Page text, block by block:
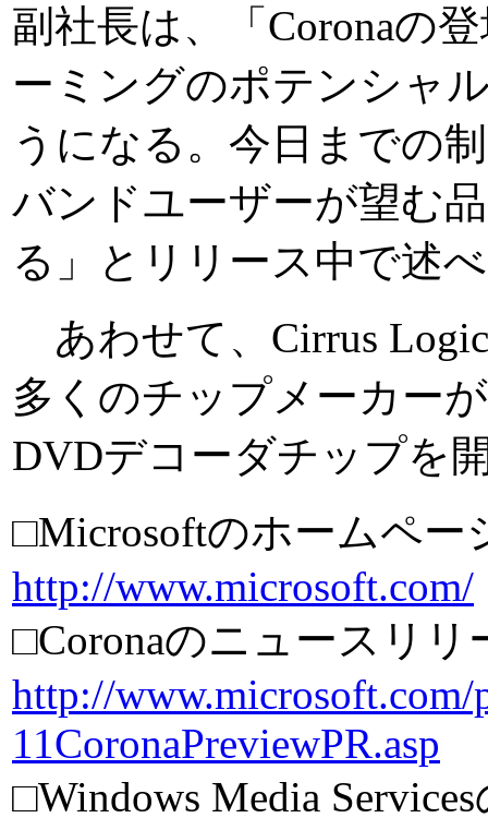
副社長は、「Coronaの
ーミングのポテンシャ
うになる。今日までの
バンドユーザーが望む
る」とリリース中で述
あわせて、Cirrus
多くのチップメーカー
DVDデコーダチップを
□Microsoftのホームペー
http://www.microsoft.com/
□Coronaのニュースリリ
http://www.microsoft.com/
11CoronaPreviewPR.asp
□Windows Media